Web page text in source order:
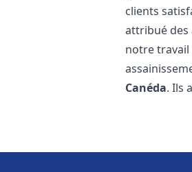
clients
attribué des
notre
Canéda. Ils